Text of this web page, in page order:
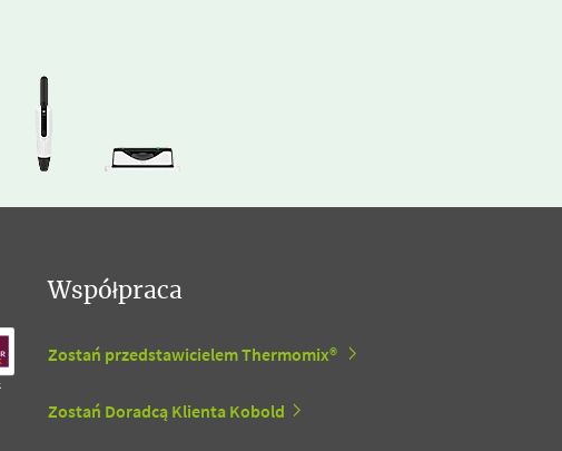
Współpraca
Zostań przedstawicielem Thermomix®
Zostań Doradcą Klienta Kobold